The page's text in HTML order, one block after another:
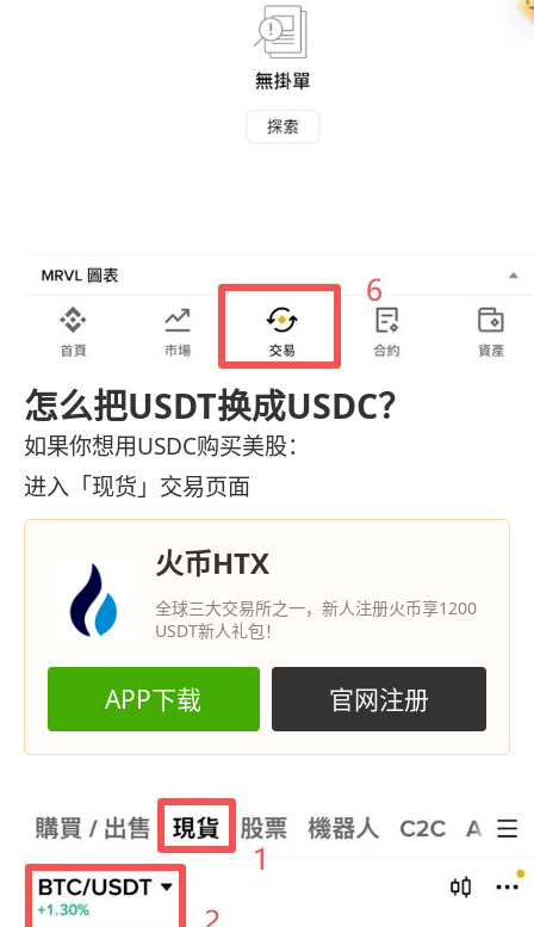
怎么把USDT换成USDC？
如果你想用USDC购买美股：
进入「现货」交易页面
火币HTX
全球三大交易所之一，新人注册火币享1200
USDT新人礼包！
APP下载 官网注册